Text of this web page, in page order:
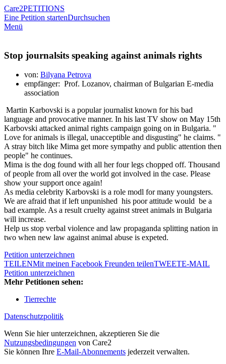
Care2PETITIONS
Eine Petition startenDurchsuchen
Menü
Stop journalsits speaking against animals rights
von: Bilyana Petrova
empfänger: Prof. Lozanov, chairman of Bulgarian E-media
association
Martin Karbovski is a popular journalist known for his bad
language and provocative manner. In his last TV show on May 15th
Karbovski attacked animal rights campaign going on in Bulgaria. "
Love for animals is illegal, unacceptible and disgusting" he claims. "
A stray bitch like Mima get more sympathy and public attention then
people" he continues.
Mima is the dog found with all her four legs chopped off. Thousand
of people from all over the world got involved in the case. Please
show your support once again!
As media celebrity Karbovski is a role modl for many youngsters.
We are afraid that if left unpunished his poor attitude would be a
bad example. As a result cruelty against street animals in Bulgaria
will increase.
Help us stop verbal violence and law propaganda splitting nation in
two when new law against animal abuse is expeted.
Petition unterzeichnen
TEILENMit meinen Facebook Freunden teilenTWEETE-MAIL
Petition unterzeichnen
Mehr Petitionen sehen:
Tierrechte
Datenschutzpolitik
Wenn Sie hier unterzeichnen, akzeptieren Sie die
Nutzungsbedingungen von Care2
Sie können Ihre E-Mail-Abonnements jederzeit verwalten.